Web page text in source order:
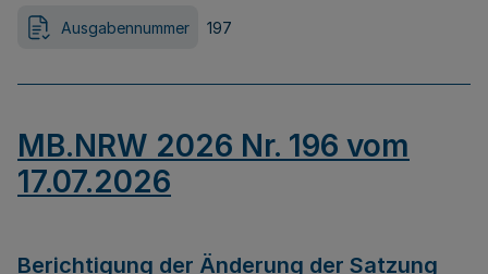
Ausgabennummer 197
MB.NRW 2026 Nr. 196 vom
17.07.2026
Berichtigung der Änderung der Satzung